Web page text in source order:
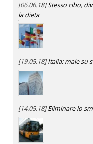
[06.06.18]Stesso cibo,
la dieta
[19.05.18]Italia: male su
[14.05.18]Eliminare lo